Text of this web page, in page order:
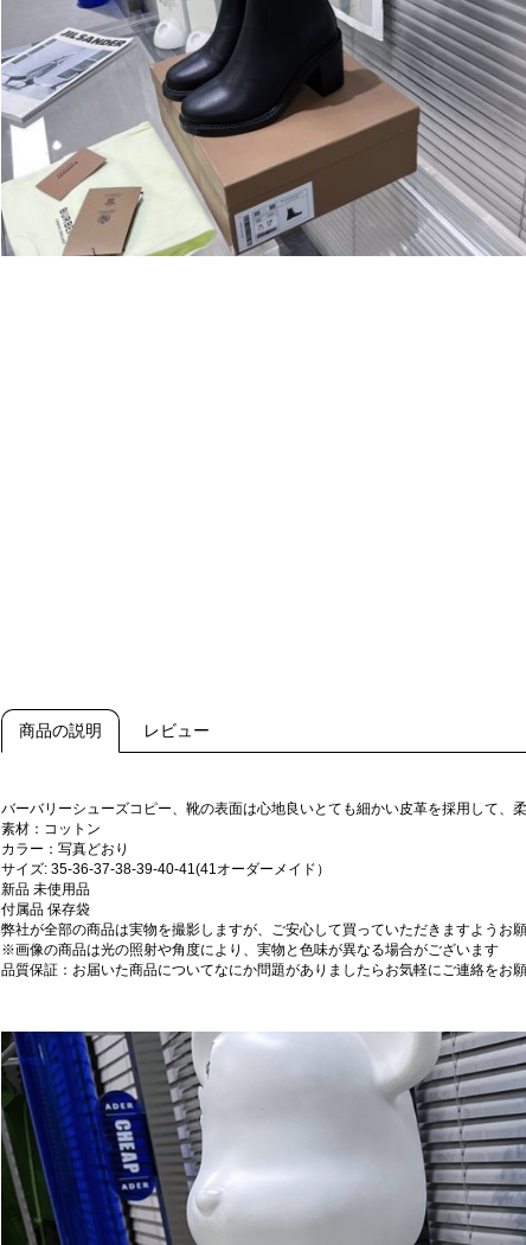
商品の説明 レビュー
バーバリーシューズコピー、靴の表面は心地良いとても細かい皮革を採用して、
素材：コットン
カラー：写真どおり
サイズ: 35-36-37-38-39-40-41(41オーダーメイド）
新品 未使用品
付属品 保存袋
弊社が全部の商品は実物を撮影しますが、ご安心して買っていただきますようお願
※画像の商品は光の照射や角度により、実物と色味が異なる場合がございます
品質保証：お届いた商品についてなにか問題がありましたらお気軽にご連絡をお願